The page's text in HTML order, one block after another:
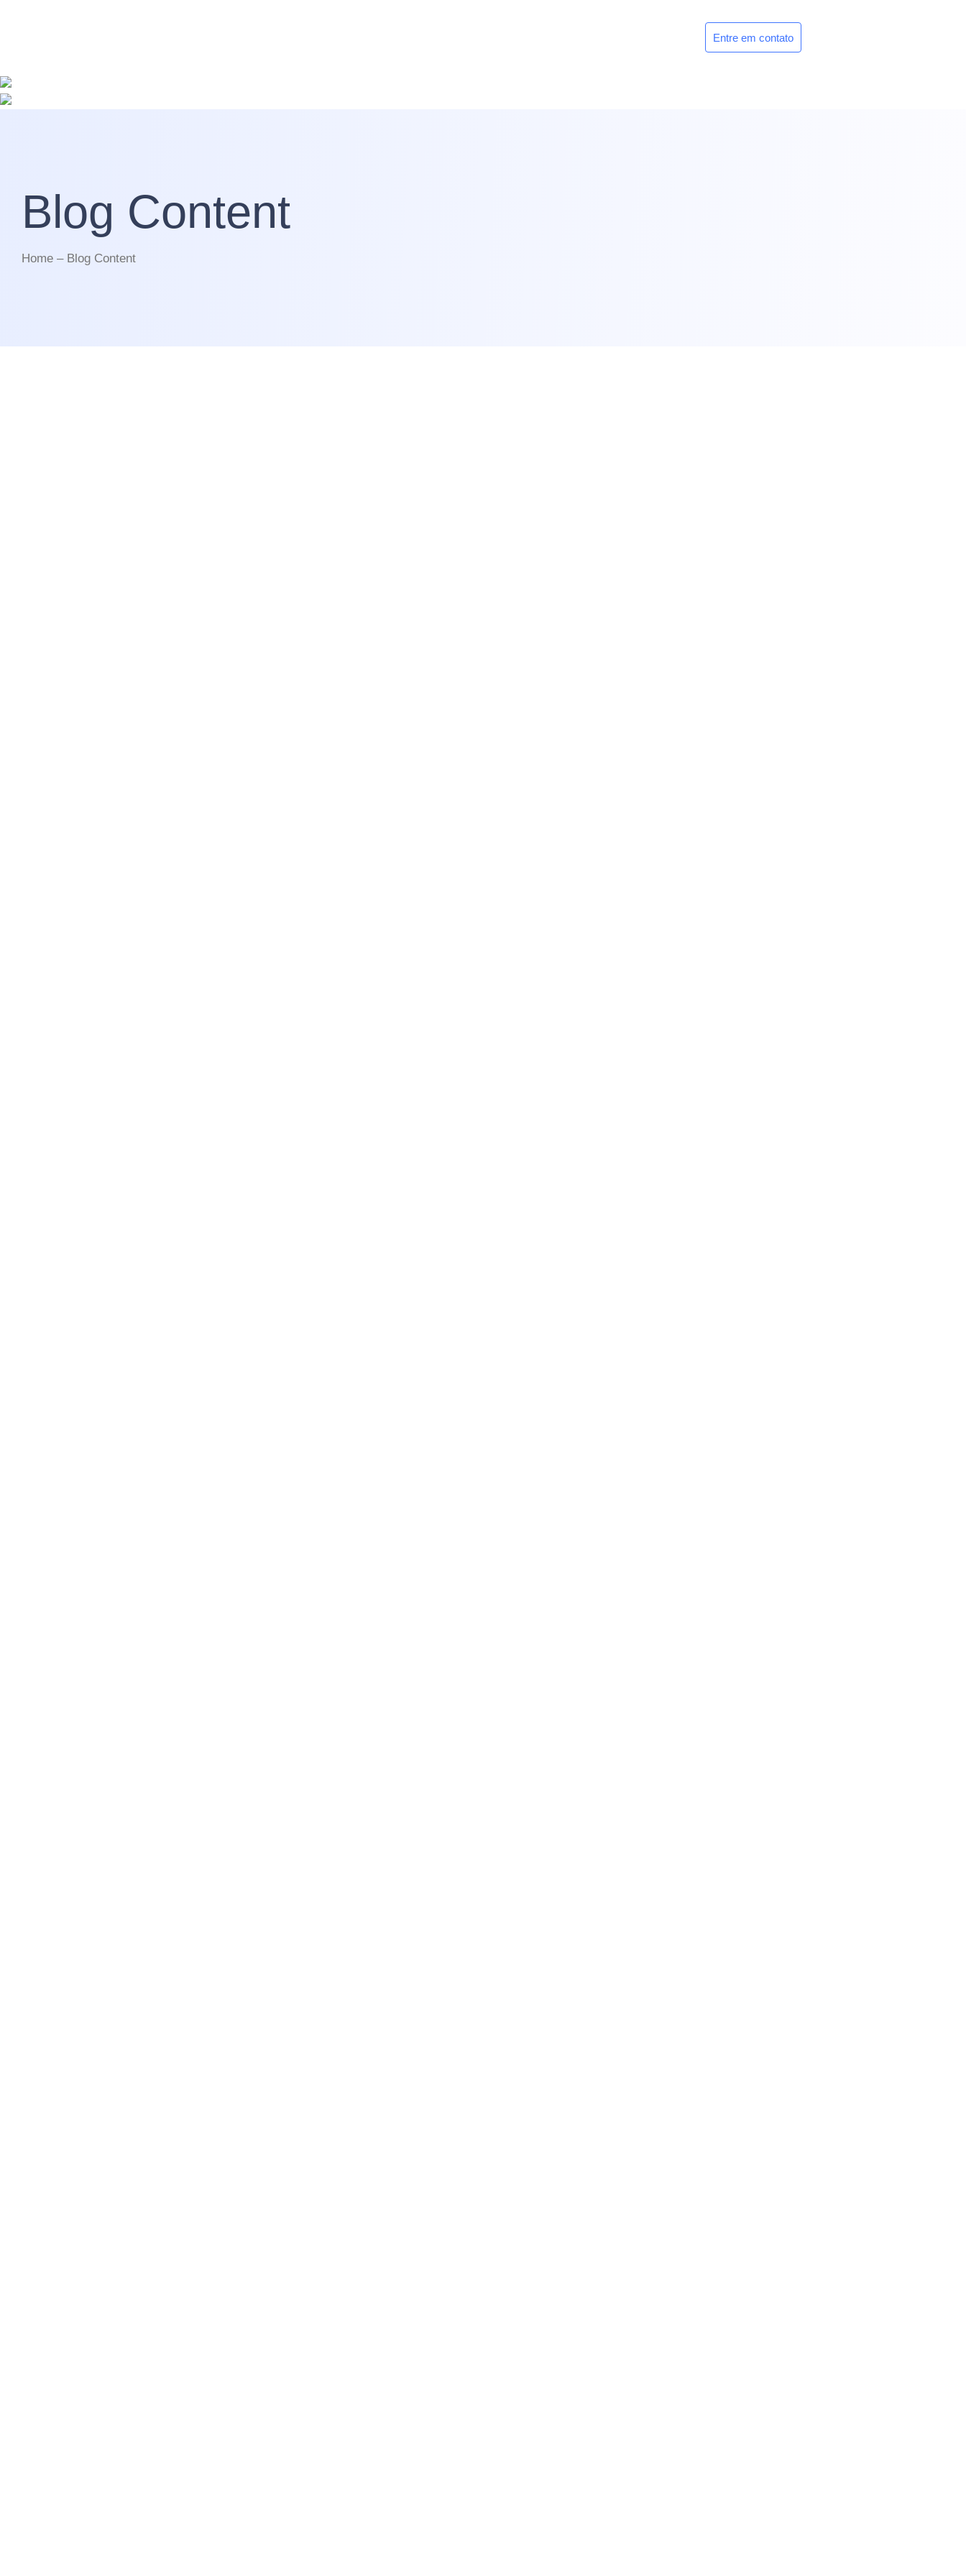
Entre em contato
Blog Content
Home – Blog Content